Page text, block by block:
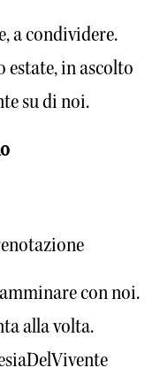
a condividere.
estate, in ascolto
su di noi.
con noi.
alla volta.